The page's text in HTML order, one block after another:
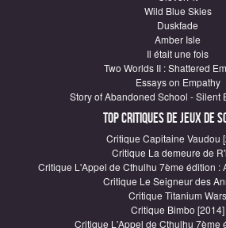
Wild Blue Skies
Duskfade
Amber Isle
Il était une fois
Two Worlds II : Shattered
Essays on Empathy
Story of Abandoned School - Silent
Top critiques de Jeux de
Critique Capitaine Vaudou
Critique La demeure de
Critique L'Appel de Cthulhu 7ème édition :
Critique Le Seigneur des
Critique Titanium Wars
Critique Bimbo [2014]
Critique L'Appel de Cthulhu 7ème